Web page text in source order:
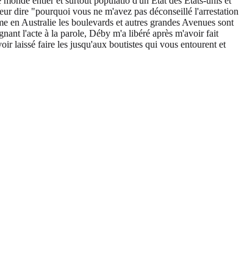
dire "pourquoi vous ne m'avez pas déconseillé l'arrestation
en Australie les boulevards et autres grandes Avenues sont
l'acte à la parole, Déby m'a libéré après m'avoir fait
laissé faire les jusqu'aux boutistes qui vous entourent et